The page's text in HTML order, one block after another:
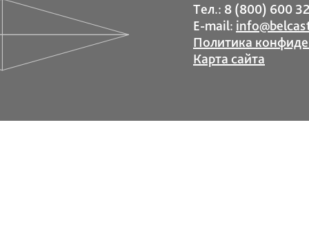
Тел.: 8 (800) 600
E-mail:
Политика
Карта сайта